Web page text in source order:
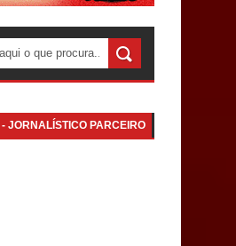
JORNALÍSTICO PARCEIRO